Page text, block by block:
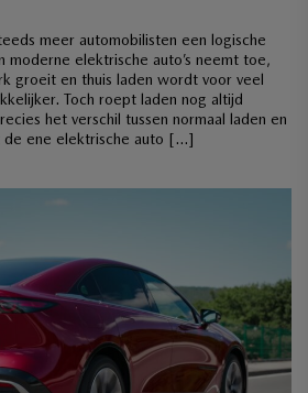
meer automobilisten een logische
moderne elektrische auto’s neemt toe,
groeit en thuis laden wordt voor veel
Toch roept laden nog altijd
het verschil tussen normaal laden en
de ene elektrische auto […]